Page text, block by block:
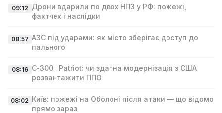
09:12 Дрони вдарили по двох НПЗ у РФ: пожежі,
фактчек і наслідки
08:57 АЗС під ударами: як місто зберігає доступ до
пального
08:16 С‑300 і Patriot: чи здатна модернізація з США
розвантажити ППО
08:02 Київ: пожежі на Оболоні після атаки — що відомо
прямо зараз